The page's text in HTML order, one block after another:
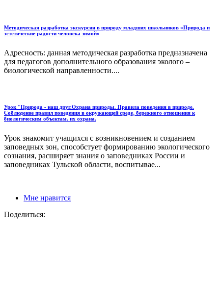
Методическая разработка экскурсии в природу младших школьников «Природа и
эстетические радости человека зимой»
Адресность: данная методическая разработка предназначена
для педагогов дополнительного образования эколого –
биологической направленности....
Урок "Природа - наш друг.Охрана природы. Правила поведения в природе.
Соблюдение правил поведения в окружающей среде, бережного отношения к
биологическим объектам. их охрана.
Урок знакомит учащихся с возникновением и созданием
заповедных зон, способстует формированию экологического
сознания, расширяет знания о заповедниках России и
заповедниках Тульской области, воспитывае...
Мне нравится
Поделиться: